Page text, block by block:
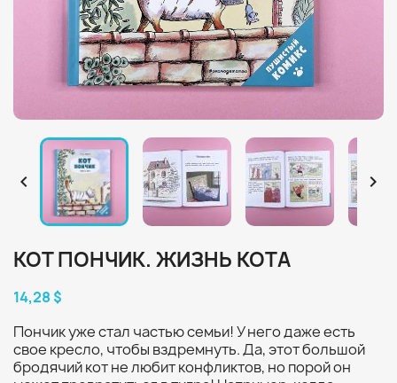
 
КОТ ПОНЧИК. ЖИЗНЬ КОТА
14,28 $
Пончик уже стал частью семьи! У него даже есть
свое кресло, чтобы вздремнуть. Да, этот большой
бродячий кот не любит конфликтов, но порой он